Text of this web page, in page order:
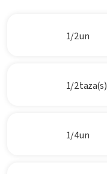
1/2 un
1/2 taza(s)
1/4 un